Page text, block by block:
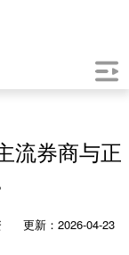
流券商与正
更新：2026-04-23